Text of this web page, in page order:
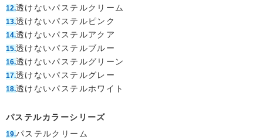
12.透けないパステルクリーム
13.透けないパステルピンク
14.透けないパステルアクア
15.透けないパステルブルー
16.透けないパステルグリーン
17.透けないパステルグレー
18.透けないパステルホワイト
パステルカラーシリーズ
19.パステルクリーム